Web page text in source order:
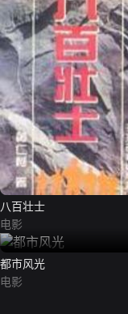
八百壮士
电影
都市风光
电影